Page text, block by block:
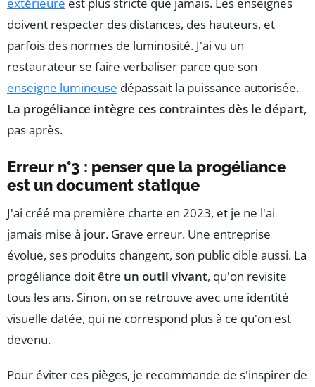
extérieure est plus stricte que jamais. Les enseignes
doivent respecter des distances, des hauteurs, et
parfois des normes de luminosité. J'ai vu un
restaurateur se faire verbaliser parce que son
enseigne lumineuse dépassait la puissance autorisée.
La progéliance intègre ces contraintes dès le départ,
pas après.
Erreur n°3 : penser que la progéliance
est un document statique
J'ai créé ma première charte en 2023, et je ne l'ai
jamais mise à jour. Grave erreur. Une entreprise
évolue, ses produits changent, son public cible aussi. La
progéliance doit être un outil vivant, qu'on revisite
tous les ans. Sinon, on se retrouve avec une identité
visuelle datée, qui ne correspond plus à ce qu'on est
devenu.
Pour éviter ces pièges, je recommande de s'inspirer de